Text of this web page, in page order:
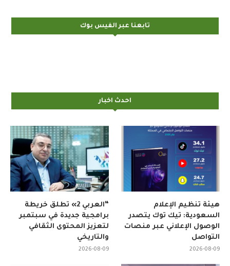
تابعنا عبر الفيس بوك
احدث اخبار
“العربي 2» تطلق خريطة
برامجية جديدة في سبتمبر
لتعزيز المحتوى الثقافي
والتاريخي
2026-08-09
هيئة تنظيم الإعلام
السعودية: تيك توك يتصدر
الوصول الإعلاني عبر منصات
التواصل
2026-08-09